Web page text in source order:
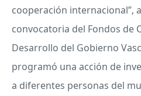
cooperación internacional”,
convocatoria del Fondos de
Desarrollo del Gobierno
programó una acción de
a diferentes personas del